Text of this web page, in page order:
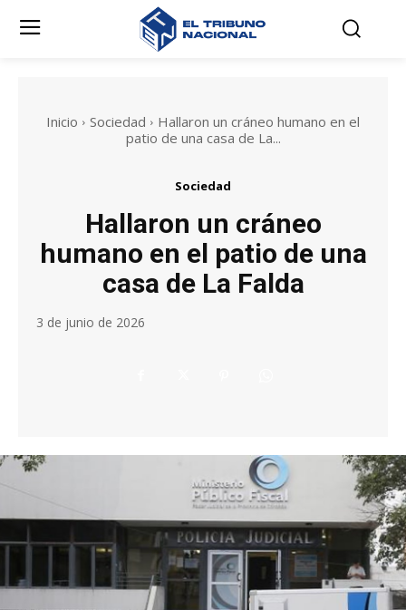
Inicio Sociedad
Hallaron un cráneo humano en el
patio de una casa de La...
Sociedad
Hallaron un cráneo
humano en el patio de una
casa de La Falda
3 de junio de 2026